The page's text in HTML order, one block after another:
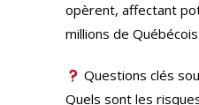
opèrent, affectant
millions de
Questions clés
Quels sont les